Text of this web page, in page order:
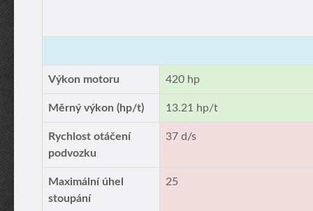
Výkon motoru 420 hp
Měrný výkon (hp/t) 13.21 hp/t
Rychlost otáčení
podvozku
37 d/s
Maximální úhel
stoupání
25